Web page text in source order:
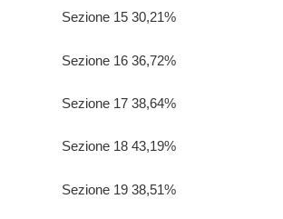
Sezione 15 30,21%
Sezione 16 36,72%
Sezione 17 38,64%
Sezione 18 43,19%
Sezione 19 38,51%